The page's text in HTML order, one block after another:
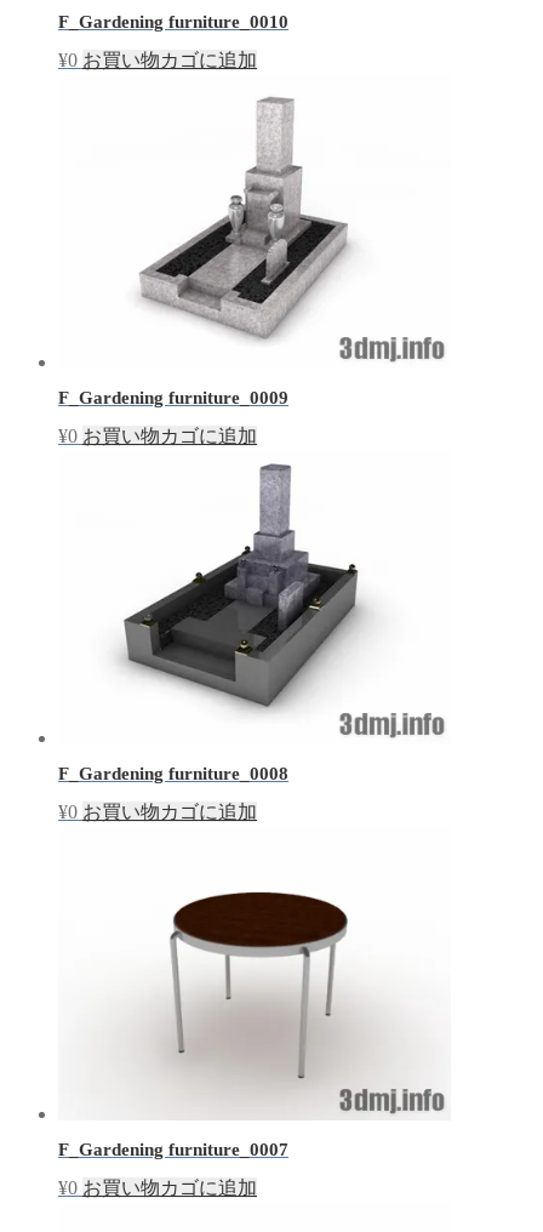
F_Gardening furniture_0010
¥0 お買い物カゴに追加
F_Gardening furniture_0009
¥0 お買い物カゴに追加
F_Gardening furniture_0008
¥0 お買い物カゴに追加
F_Gardening furniture_0007
¥0 お買い物カゴに追加